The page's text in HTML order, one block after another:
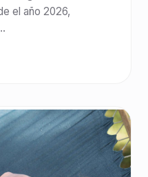
el año 2026,